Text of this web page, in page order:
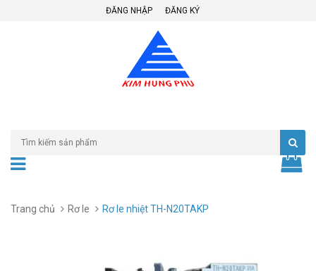
ĐĂNG NHẬP ĐĂNG KÝ
Trang chủ Rơ le Rơ le nhiệt TH-N20TAKP